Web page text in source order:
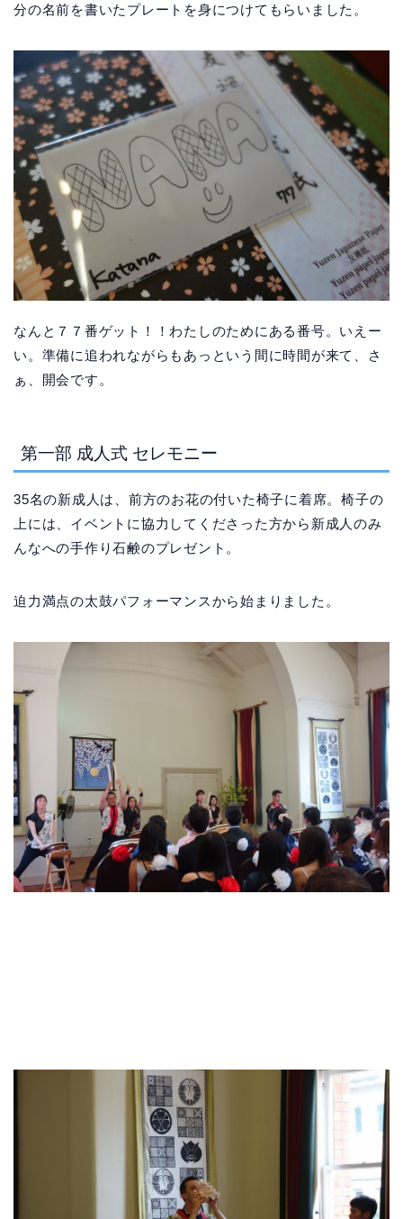
分の名前を書いたプレートを身につけてもらいました。
なんと７７番ゲット！！わたしのためにある番号。いえー
い。準備に追われながらもあっという間に時間が来て、さ
ぁ、開会です。
第一部 成人式 セレモニー
35名の新成人は、前方のお花の付いた椅子に着席。椅子の
上には、イベントに協力してくださった方から新成人のみ
んなへの手作り石鹸のプレゼント。
迫力満点の太鼓パフォーマンスから始まりました。